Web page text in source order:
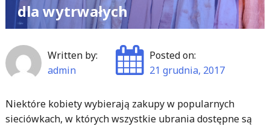
dla wytrwałych
Written by:
admin
Posted on:
21 grudnia, 2017
Niektóre kobiety wybierają zakupy w popularnych
sieciówkach, w których wszystkie ubrania dostępne są